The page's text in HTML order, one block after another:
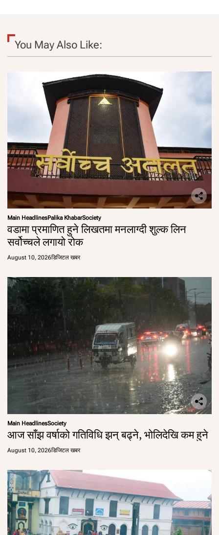
You May Also Like:
Main HeadlinesPalika KhabarSociety
वडामा प्रमाणित हुने लिखतमा मनलाग्दी शुल्क लिन
सर्वोच्चले लगायो रोक
August 10, 2026डिजिटल खबर
Main HeadlinesSociety
आज साँझ वर्षाको गतिविधि झन् बढ्ने, भोलिदेखि कम हुने
August 10, 2026डिजिटल खबर